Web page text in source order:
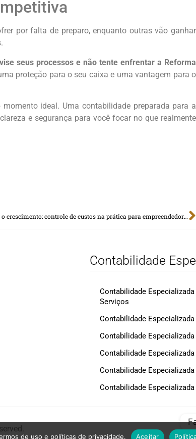
por falta de preparo, enquanto outras vão ganhar
seus processos e não tente enfrentar a Reforma
proteção para o seu caixa e uma vantagem para o
ideal. Uma contabilidade preparada para a
e segurança para você focar no que realmente
Como economizar sem travar o crescimento: controle de custos na prática para empreendedores
Contabilidade
Contabilidade
Serviços
Contabilidade
Contabilidade
Contabilidade Especializada
Contabilidade Especializada
Contabilidade
de uso e políticas de privacidade. Aceitar